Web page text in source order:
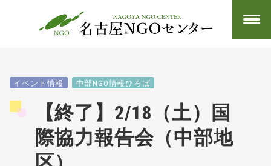
イベント情報 中部NGO情報ひろば
【終了】2/18（土）国
際協力報告会（中部地